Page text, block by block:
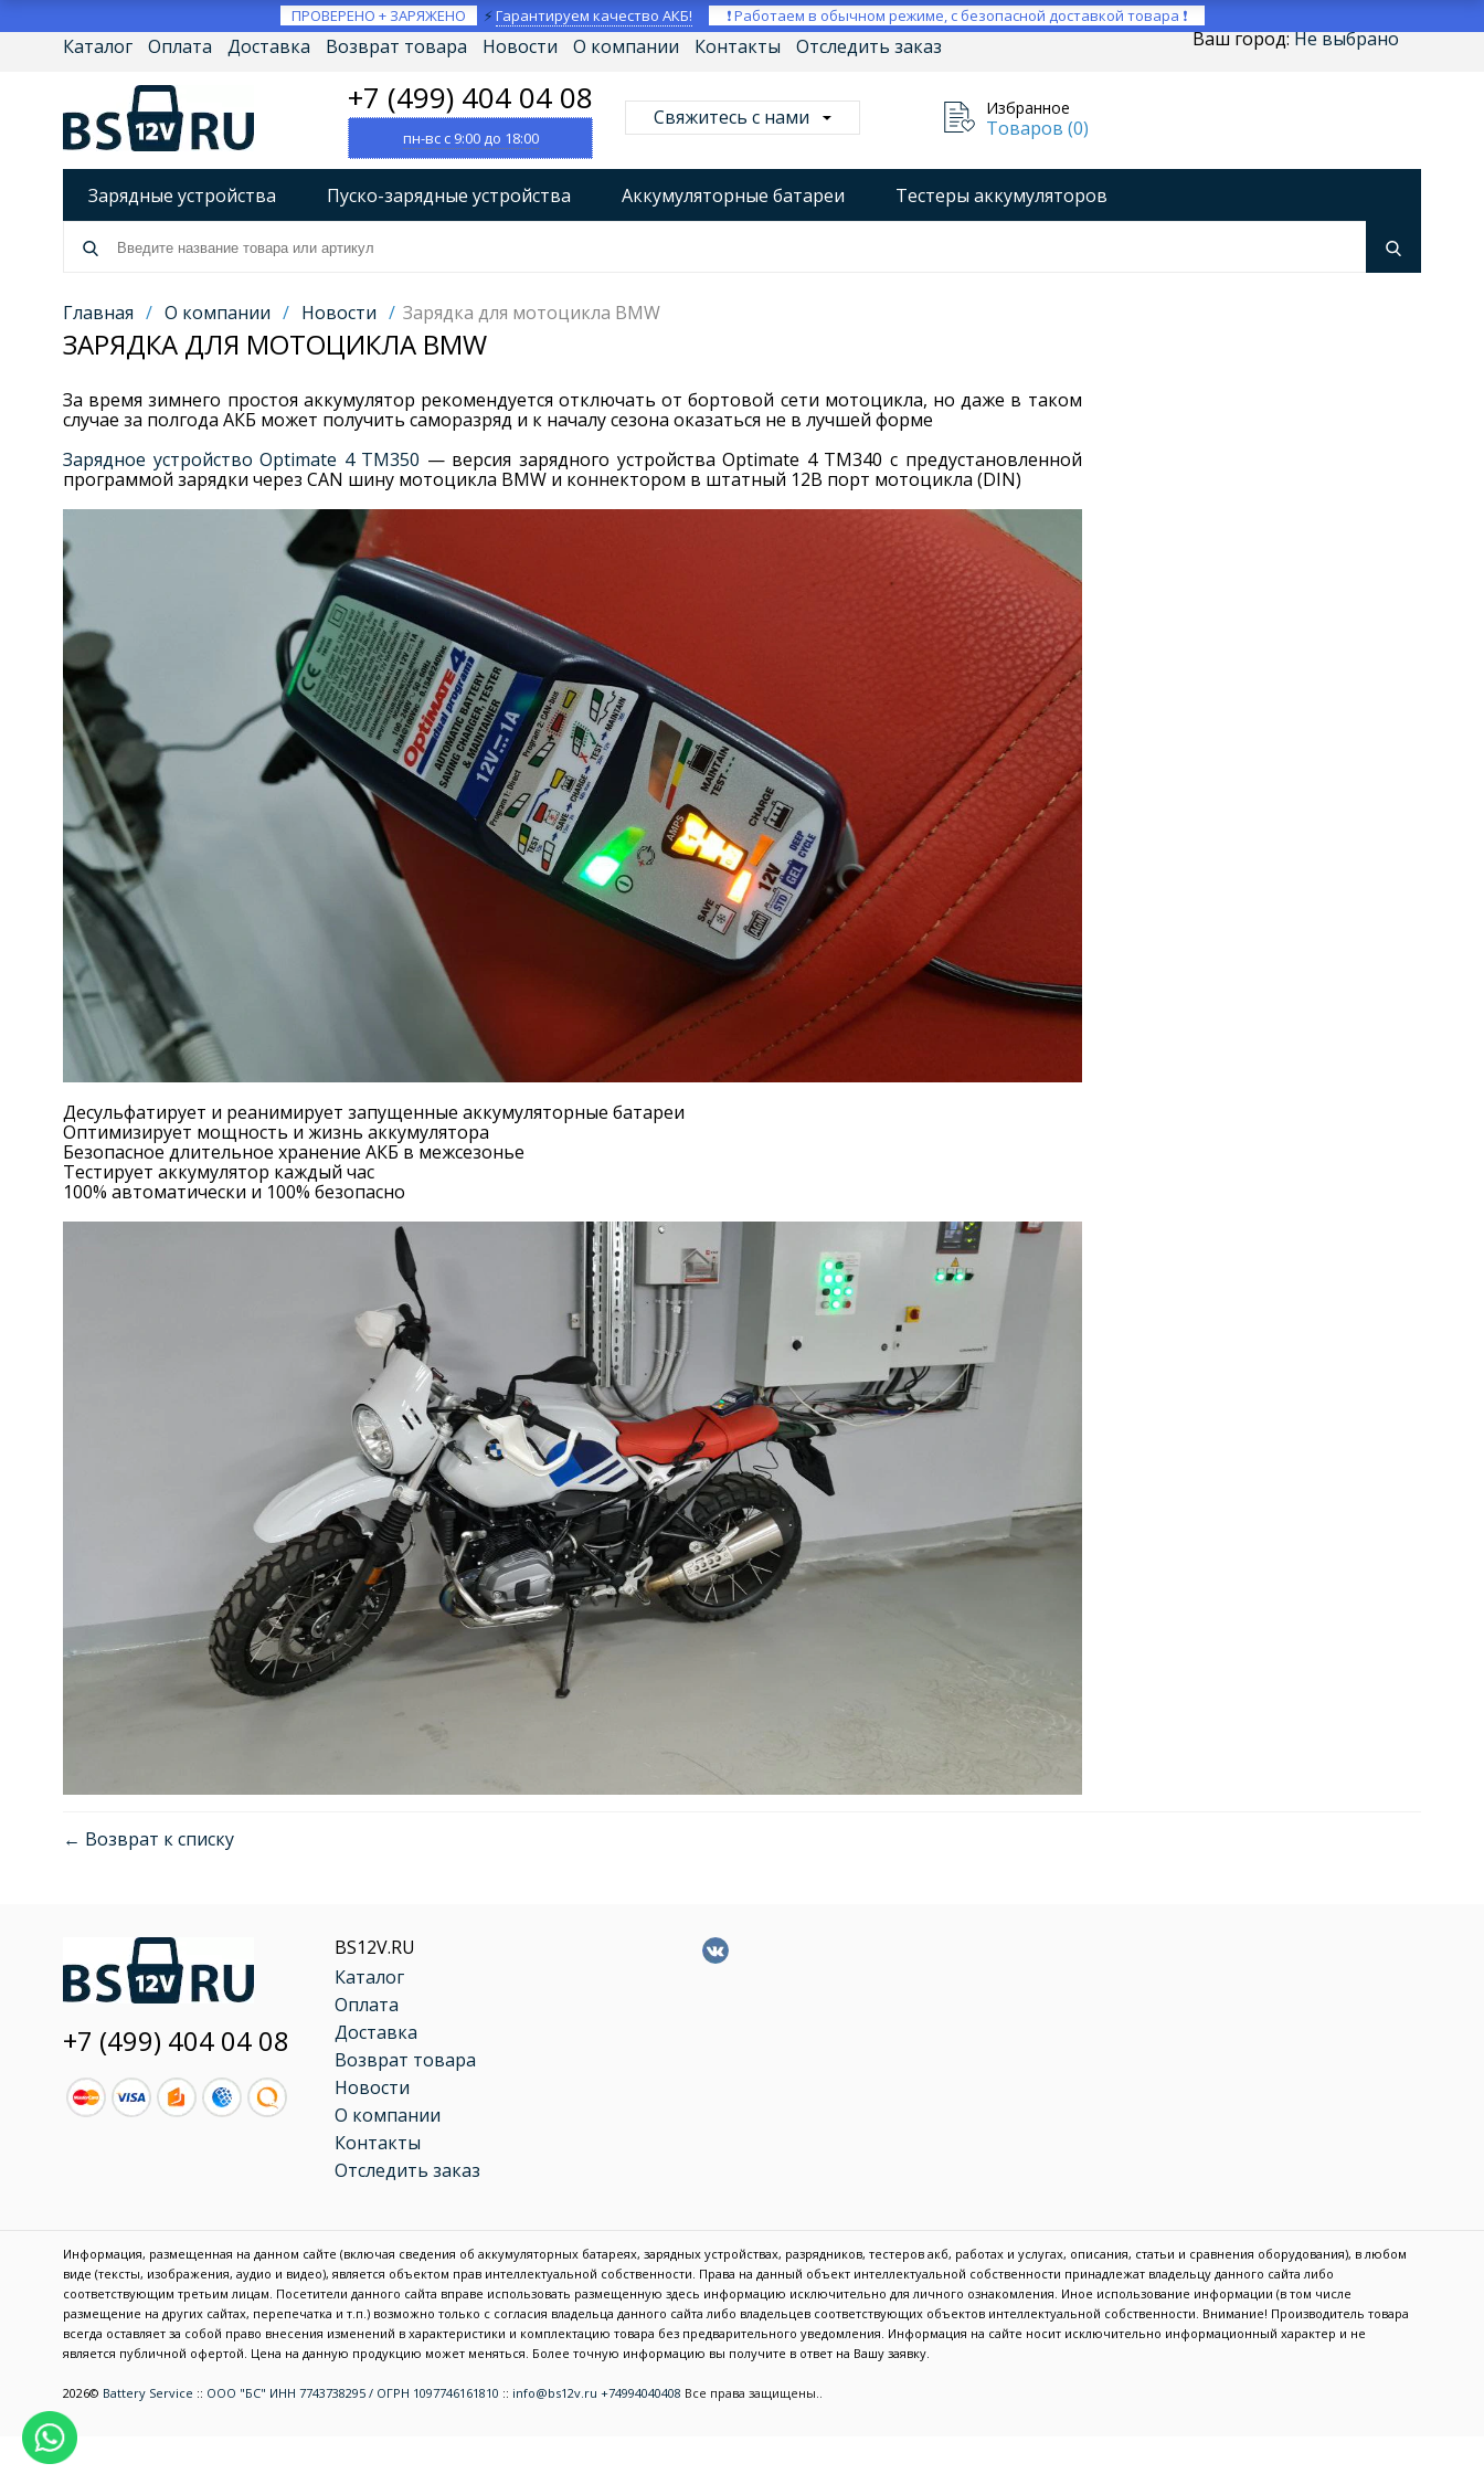
ПРОВЕРЕНО + ЗАРЯЖЕНО ⚡Гарантируем качество АКБ! ❗ Работаем в обычном режиме, с безопасной доставкой товара ❗
Ваш город:Не выбрано
Каталог Оплата Доставка Возврат товара Новости О компании Контакты Отследить заказ
+7 (499) 404 04 08
пн-вс с 9:00 до 18:00
Свяжитесь с нами Избранное
Товаров (0)
Зарядные устройства Пуско-зарядные устройства Аккумуляторные батареи Тестеры аккумуляторов
Разрядно-диагностические устройства
Товары по брендам
Главная / О компании / Новости / Зарядка для мотоцикла BMW
ЗАРЯДКА ДЛЯ МОТОЦИКЛА BMW
За время зимнего простоя аккумулятор рекомендуется отключать от бортовой сети мотоцикла, но даже в таком
случае за полгода АКБ может получить саморазряд и к началу сезона оказаться не в лучшей форме
Зарядное устройство Optimate 4 TM350 — версия зарядного устройства Optimate 4 TM340 с предустановленной
программой зарядки через CAN шину мотоцикла BMW и коннектором в штатный 12В порт мотоцикла (DIN)
Десульфатирует и реанимирует запущенные аккумуляторные батареи
Оптимизирует мощность и жизнь аккумулятора
Безопасное длительное хранение АКБ в межсезонье
Тестирует аккумулятор каждый час
100% автоматически и 100% безопасно
← Возврат к списку
+7 (499) 404 04 08
BS12V.RU
Каталог
Оплата
Доставка
Возврат товара
Новости
О компании
Контакты
Отследить заказ
Информация, размещенная на данном сайте (включая сведения об аккумуляторных батареях, зарядных устройствах, разрядников, тестеров акб, работах и услугах, описания, статьи и сравнения оборудования), в любом
виде (тексты, изображения, аудио и видео), является объектом прав интеллектуальной собственности. Права на данный объект интеллектуальной собственности принадлежат владельцу данного сайта либо
соответствующим третьим лицам. Посетители данного сайта вправе использовать размещенную здесь информацию исключительно для личного ознакомления. Иное использование информации (в том числе
размещение на других сайтах, перепечатка и т.п.) возможно только с согласия владельца данного сайта либо владельцев соответствующих объектов интеллектуальной собственности. Внимание! Производитель товара
всегда оставляет за собой право внесения изменений в характеристики и комплектацию товара без предварительного уведомления. Информация на сайте носит исключительно информационный характер и не
является публичной офертой. Цена на данную продукцию может меняться. Более точную информацию вы получите в ответ на Вашу заявку.
2026© Battery Service :: ООО "БС" ИНН 7743738295 / ОГРН 1097746161810 :: info@bs12v.ru +74994040408 Все права защищены..